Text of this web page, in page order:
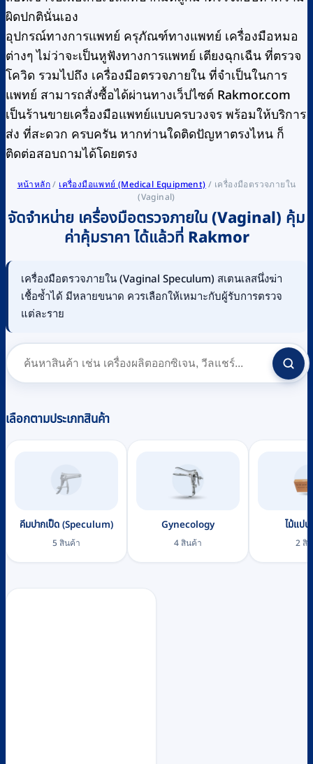
หน้าหลัก/ เครื่องมือแพทย์ (Medical Equipment) / เครื่องมือตรวจภายใน
(Vaginal)
จัดจำหน่าย เครื่องมือตรวจภายใน (Vaginal) คุ้ม
ค่าคุ้มราคา ได้แล้วที่ Rakmor
เลือกตามประเภทสินค้า
คีมปากเป็ด (Speculum)
5 สินค้า
Gynecology
4 สินค้า
ไม้แปป
2 สิ
เครื่องมือตรวจภายใน (Vaginal Speculum) สเตนเลสนึ่งฆ่า
เชื้อซ้ำได้ มีหลายขนาด ควรเลือกให้เหมาะกับผู้รับการตรวจ
แต่ละราย
ผิดปกตินั่นเอง
อุปกรณ์ทางการแพทย์ ครุภัณฑ์ทางแพทย์ เครื่องมือหมอ
ต่างๆ ไม่ว่าจะเป็นหูฟังทางการแพทย์ เตียงฉุกเฉืน ที่ตรวจ
โควิด รวมไปถึง เครื่องมือตรวจภายใน ที่จำเป็นในการ
แพทย์ สามารถสั่งซื้อได้ผ่านทางเว็ปไซต์ Rakmor.com
เป็นร้านขายเครื่องมือแพทย์แบบครบวงจร พร้อมให้บริการ
ส่ง ที่สะดวก ครบครัน หากท่านใดติดปัญหาตรงไหน ก็
ติดต่อสอบถามได้โดยตรง